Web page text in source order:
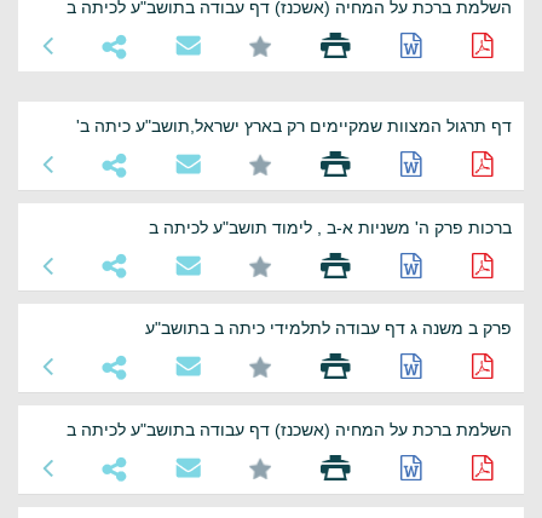
השלמת ברכת על המחיה (אשכנז) דף עבודה בתושב"ע לכיתה ב
דף תרגול המצוות שמקיימים רק בארץ ישראל,תושב"ע כיתה ב'
ברכות פרק ה' משניות א-ב , לימוד תושב"ע לכיתה ב
פרק ב משנה ג דף עבודה לתלמידי כיתה ב בתושב"ע
השלמת ברכת על המחיה (אשכנז) דף עבודה בתושב"ע לכיתה ב